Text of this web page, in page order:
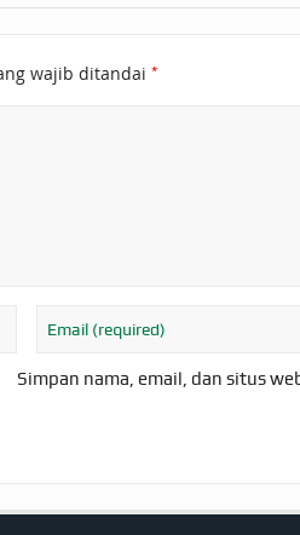
wajib ditandai *
Simpan nama, email, dan situs